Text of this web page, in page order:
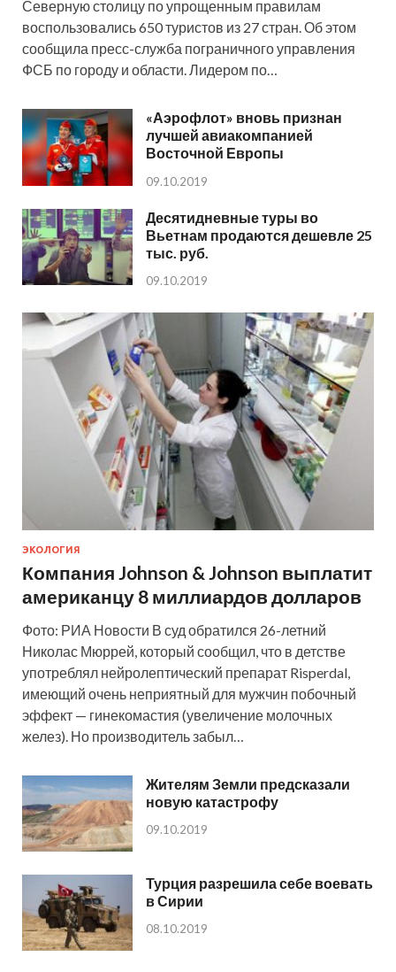
Северную столицу по упрощенным правилам
воспользовались 650 туристов из 27 стран. Об этом
сообщила пресс-служба пограничного управления
ФСБ по городу и области. Лидером по…
«Аэрофлот» вновь признан
лучшей авиакомпанией
Восточной Европы
09.10.2019
Десятидневные туры во
Вьетнам продаются дешевле 25
тыс. руб.
09.10.2019
ЭКОЛОГИЯ
Компания Johnson & Johnson выплатит
американцу 8 миллиардов долларов
Фото: РИА Новости В суд обратился 26-летний
Николас Мюррей, который сообщил, что в детстве
употреблял нейролептический препарат Risperdal,
имеющий очень неприятный для мужчин побочный
эффект — гинекомастия (увеличение молочных
желез). Но производитель забыл…
Жителям Земли предсказали
новую катастрофу
09.10.2019
Турция разрешила себе воевать
в Сирии
08.10.2019